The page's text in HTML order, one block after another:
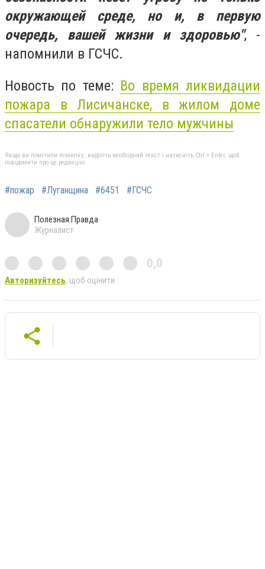
окружающей среде, но и, в первую
очередь, вашей жизни и здоровью", -
напомнили в ГСЧС.
Новость по теме: Во время ликвидации
пожара в Лисичанске, в жилом доме
спасатели обнаружили тело мужчины
Якщо ви помітили помилку, виділіть необхідний текст і натисніть Ctrl + Enter, щоб
повідомити про це редакцію
#пожар #Луганщина #6451 #ГСЧС
Полезная Правда
Журналист
0,0
Авторизуйтесь, щоб оцінити